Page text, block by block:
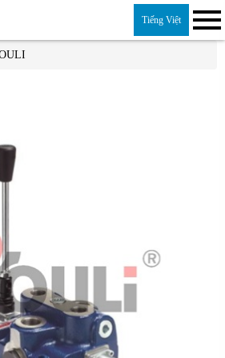
Tiếng Việt